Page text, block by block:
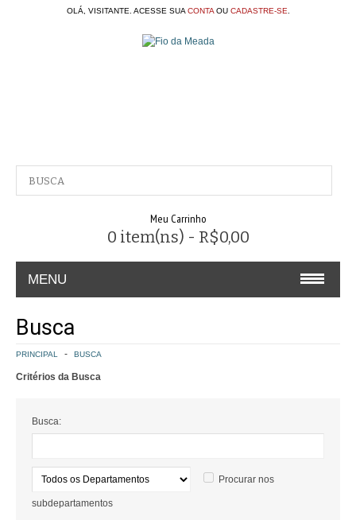
OLÁ, VISITANTE. ACESSE SUA CONTAOU CADASTRE-SE
Meu Carrinho
0 item(ns) - R$0,00
MENU
CONTATO
POLÍTICA DE FRETE GRÁTIS
Busca
PRINCIPAL BUSCA
Critérios da Busca
Busca:
Procurar nos
subdepartamentos